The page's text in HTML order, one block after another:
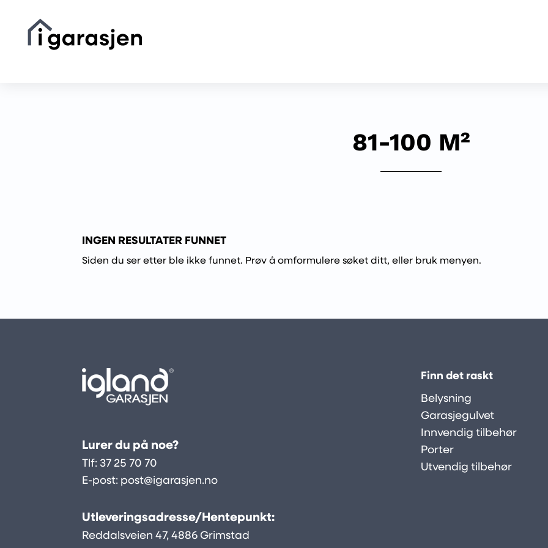
81-100 M²
INGEN RESULTATER FUNNET
Siden du ser etter ble ikke funnet. Prøv å omformulere søket ditt, eller bruk menyen.
Lurer du på noe?
Tlf: 37 25 70 70
E-post: post@igarasjen.no
Utleveringsadresse/Hentepunkt:
Reddalsveien 47, 4886 Grimstad
Finn det raskt
Belysning
Garasjegulvet
Innvendig tilbehør
Porter
Utvendig tilbehør